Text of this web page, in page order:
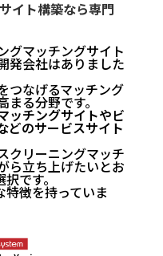
イト構築なら専門
グマッチングサイト
発会社はありました
つなげるマッチング
る分野です。
ッチングサイトやビ
どのサービスサイト
クリーニングマッチ
ら立ち上げたいとお
です。
特徴を持っていま